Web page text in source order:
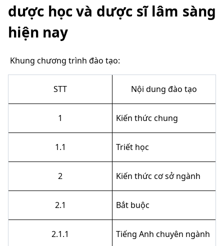
dược học và dược sĩ lâm sàng
hiện nay
Khung chương trình đào tạo:
STT Nội dung đào tạo
1 Kiến thức chung
1.1 Triết học
2 Kiến thức cơ sở ngành
2.1 Bắt buộc
2.1.1 Tiếng Anh chuyên ngành